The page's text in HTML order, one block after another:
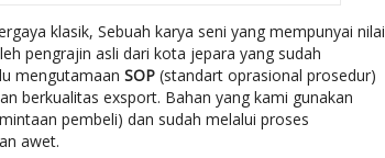
klasik, Sebuah karya seni yang mempunyai nilai
pengrajin asli dari kota jepara yang sudah
mengutamaan SOP (standart oprasional prosedur)
berkualitas exsport. Bahan yang kami gunakan
pembeli) dan sudah melalui proses
awet.